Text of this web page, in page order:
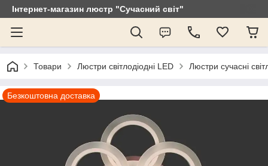
Інтернет-магазин люстр "Сучасний світ"
Товари Люстри світлодіодні LED Люстри сучасні
Безкоштовна доставка